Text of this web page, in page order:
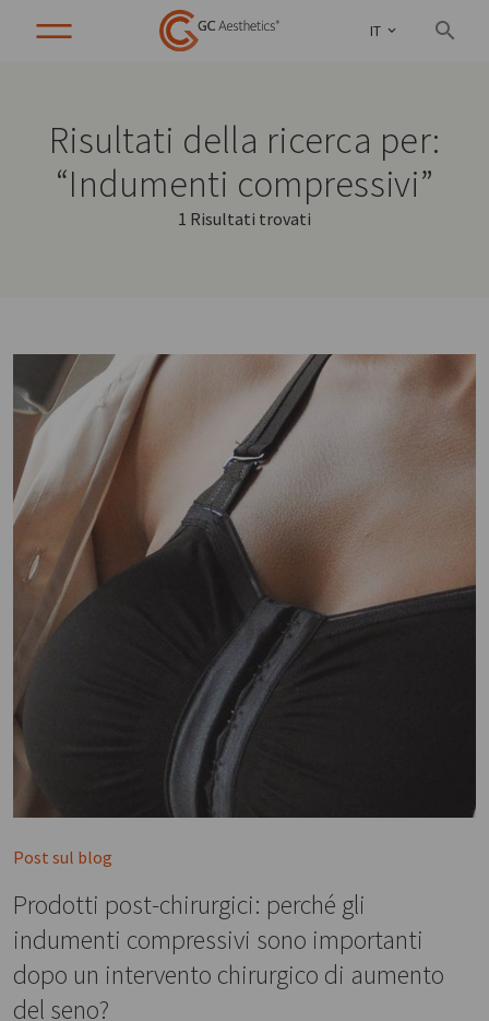
IT
Risultati della ricerca per:
“Indumenti compressivi”
1 Risultati trovati
Post sul blog
Prodotti post-chirurgici: perché gli
indumenti compressivi sono importanti
dopo un intervento chirurgico di aumento
del seno?